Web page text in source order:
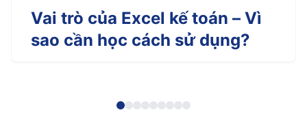
Vai trò của Excel kế toán – Vì
sao cần học cách sử dụng?